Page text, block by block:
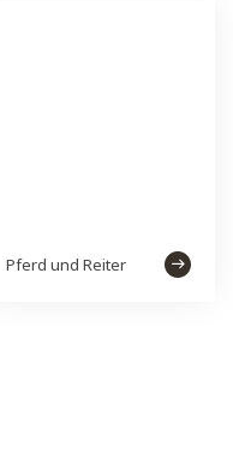
Pferd und Reiter